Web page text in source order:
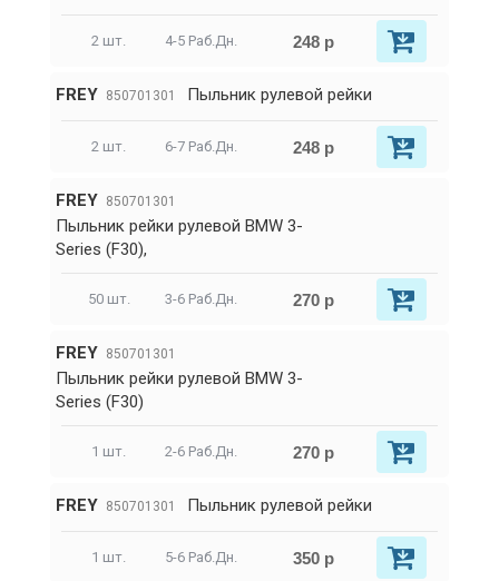
2 шт. 4-5 Раб.Дн. 248 р
FREY 850701301 Пыльник рулевой рейки
2 шт. 6-7 Раб.Дн. 248 р
FREY 850701301
Пыльник рейки рулевой BMW 3-
Series (F30),
50 шт. 3-6 Раб.Дн. 270 р
FREY 850701301
Пыльник рейки рулевой BMW 3-
Series (F30)
1 шт. 2-6 Раб.Дн. 270 р
FREY 850701301 Пыльник рулевой рейки
1 шт. 5-6 Раб.Дн. 350 р